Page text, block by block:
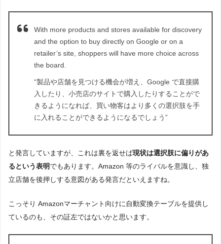
With more products and stores available for discovery
and the option to buy directly on Google or on a
retailer’s site, shoppers will have more choice across
the board.
“製品や店舗を見つける機会が増え、Google で直接購
入したり、小売店のサイトで購入したりすることがで
きるようになれば、買い物客はより多くの選択肢を手
に入れることができるようになるでしょう”
と発言していますが、これは裏を返せば現状は選択肢に偏りがあ
るという表明でもあります。Amazon 等のライバルを意識し、独
立店舗を後押しする意図がある発言だといえますね。
こっそり Amazonマーチャント向けに自動変換テーブルを提供し
ているのも、その証左ではないかと思います。